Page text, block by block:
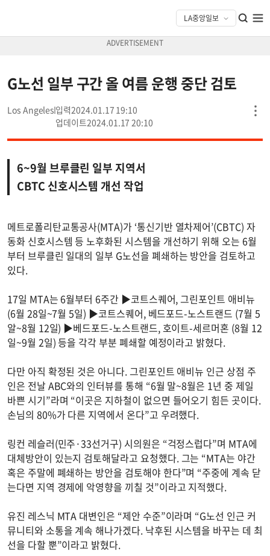
G노선 일부 구간 올 여름 운행 중단 검토
Los Angeles
2024.01.17 19:10
2024.01.17 20:10
6~9월 브루클린 일부 지역서
CBTC 신호시스템 개선 작업
메트로폴리탄교통공사(MTA)가 ‘통신기반 열차제어’(CBTC) 자
동화 신호시스템 등 노후화된 시스템을 개선하기 위해 오는 6월
부터 브루클린 일대의 일부 G노선을 폐쇄하는 방안을 검토하고
있다.
17일 MTA는 6월부터 6주간 ▶코트스퀘어, 그린포인트 애비뉴
(6월 28일~7월 5일) ▶코트스퀘어, 베드포드-노스트랜드 (7월 5
알~8월 12일) ▶베드포드-노스트랜드, 호이트-세르머혼 (8월 12
일~9월 2일) 등을 각각 부분 폐쇄할 예정이라고 밝혔다.
다만 아직 확정된 것은 아니다. 그린포인트 애비뉴 인근 상점 주
인은 전날 ABC와의 인터뷰를 통해 “6월 말~8월은 1년 중 제일
바쁜 시기”라며 “이곳은 지하철이 없으면 들어오기 힘든 곳이다.
손님의 80%가 다른 지역에서 온다”고 우려했다.
링컨 레슬러(민주·33선거구) 시의원은 “걱정스럽다”며 MTA에
대체방안이 있는지 검토해달라고 요청했다. 그는 “MTA는 야간
혹은 주말에 폐쇄하는 방안을 검토해야 한다”며 “주중에 계속 닫
는다면 지역 경제에 악영향을 끼칠 것”이라고 지적했다.
유진 레스닉 MTA 대변인은 “제안 수준”이라며 “G노선 인근 커
뮤니티와 소통을 계속 해나가겠다. 낙후된 시스템을 바꾸는 데 최
선을 다할 뿐”이라고 밝혔다.